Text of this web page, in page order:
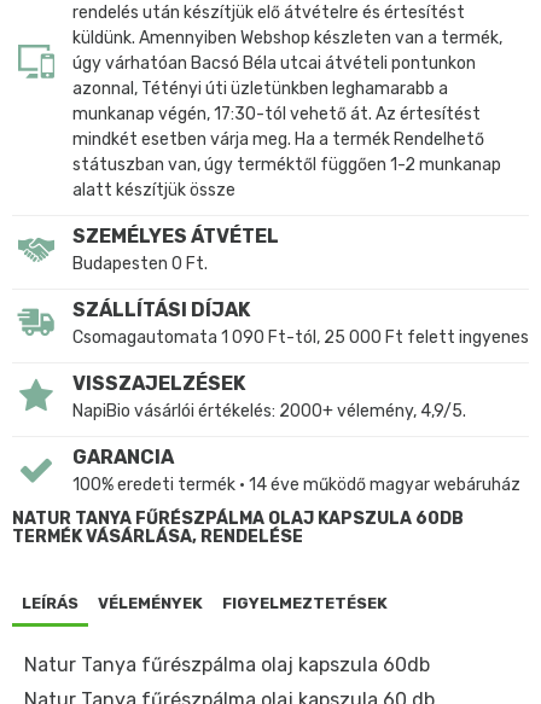
rendelés után készítjük elő átvételre és értesítést
küldünk. Amennyiben Webshop készleten van a termék,
úgy várhatóan Bacsó Béla utcai átvételi pontunkon
azonnal, Tétényi úti üzletünkben leghamarabb a
munkanap végén, 17:30-tól vehető át. Az értesítést
mindkét esetben várja meg. Ha a termék Rendelhető
státuszban van, úgy terméktől függően 1-2 munkanap
alatt készítjük össze
SZEMÉLYES ÁTVÉTEL
Budapesten 0 Ft.
SZÁLLÍTÁSI DÍJAK
Csomagautomata 1 090 Ft-tól, 25 000 Ft felett ingyenes
VISSZAJELZÉSEK
NapiBio vásárlói értékelés: 2000+ vélemény, 4,9/5.
GARANCIA
100% eredeti termék • 14 éve működő magyar webáruház
NATUR TANYA FŰRÉSZPÁLMA OLAJ KAPSZULA 60DB
TERMÉK VÁSÁRLÁSA, RENDELÉSE
LEÍRÁS VÉLEMÉNYEK FIGYELMEZTETÉSEK
Natur Tanya fűrészpálma olaj kapszula 60db
Natur Tanya fűrészpálma olaj kapszula 60 db